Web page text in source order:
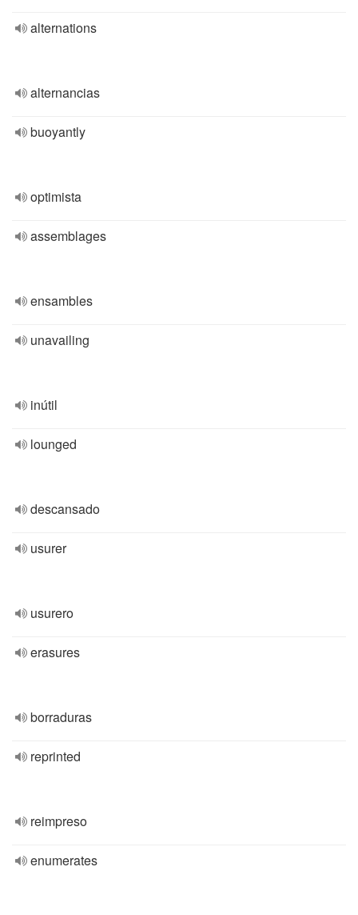
alternations
alternancias
buoyantly
optimista
assemblages
ensambles
unavailing
inútil
lounged
descansado
usurer
usurero
erasures
borraduras
reprinted
reimpreso
enumerates